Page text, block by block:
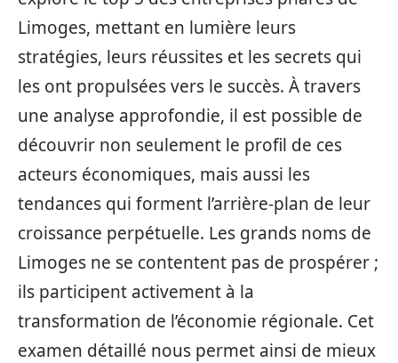
Limoges, mettant en lumière leurs
stratégies, leurs réussites et les secrets qui
les ont propulsées vers le succès. À travers
une analyse approfondie, il est possible de
découvrir non seulement le profil de ces
acteurs économiques, mais aussi les
tendances qui forment l’arrière-plan de leur
croissance perpétuelle. Les grands noms de
Limoges ne se contentent pas de prospérer ;
ils participent activement à la
transformation de l’économie régionale. Cet
examen détaillé nous permet ainsi de mieux